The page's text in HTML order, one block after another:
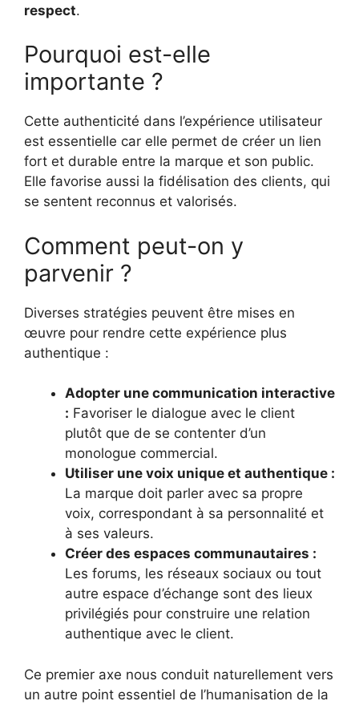
respect.
Pourquoi est-elle
importante ?
Cette authenticité dans l’expérience utilisateur
est essentielle car elle permet de créer un lien
fort et durable entre la marque et son public.
Elle favorise aussi la fidélisation des clients, qui
se sentent reconnus et valorisés.
Comment peut-on y
parvenir ?
Diverses stratégies peuvent être mises en
œuvre pour rendre cette expérience plus
authentique :
Adopter une communication interactive
: Favoriser le dialogue avec le client
plutôt que de se contenter d’un
monologue commercial.
Utiliser une voix unique et authentique :
La marque doit parler avec sa propre
voix, correspondant à sa personnalité et
à ses valeurs.
Créer des espaces communautaires :
Les forums, les réseaux sociaux ou tout
autre espace d’échange sont des lieux
privilégiés pour construire une relation
authentique avec le client.
Ce premier axe nous conduit naturellement vers
un autre point essentiel de l’humanisation de la